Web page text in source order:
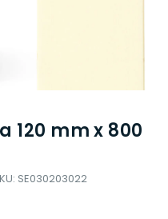
120 mm x 800
SE030203022